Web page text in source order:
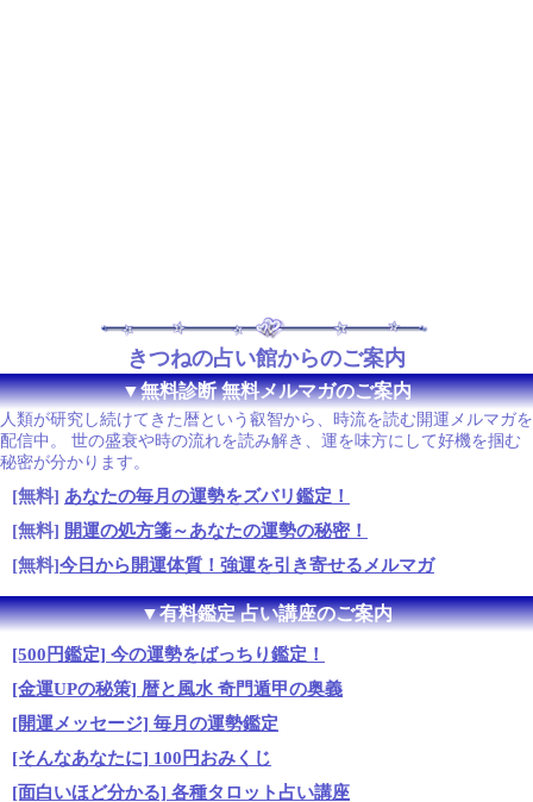
きつねの占い館からのご案内
▼無料診断 無料メルマガのご案内
人類が研究し続けてきた暦という叡智から、時流を読む開運メルマガを
配信中。 世の盛衰や時の流れを読み解き、運を味方にして好機を掴む
秘密が分かります。
[無料] あなたの毎月の運勢をズバリ鑑定！
[無料] 開運の処方箋～あなたの運勢の秘密！
[無料]今日から開運体質！強運を引き寄せるメルマガ
▼有料鑑定 占い講座のご案内
[500円鑑定] 今の運勢をばっちり鑑定！
[金運UPの秘策] 暦と風水 奇門遁甲の奥義
[開運メッセージ] 毎月の運勢鑑定
[そんなあなたに] 100円おみくじ
[面白いほど分かる] 各種タロット占い講座